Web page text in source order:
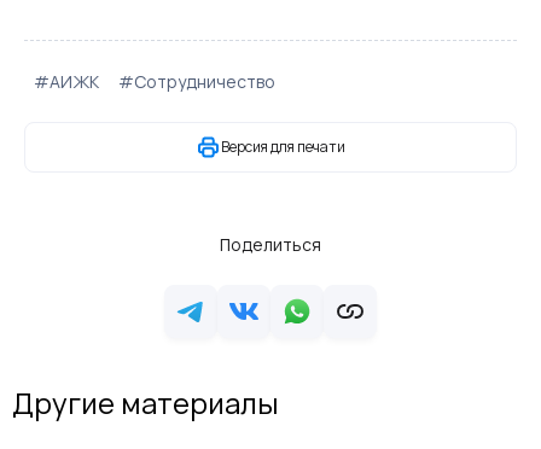
#АИЖК #Сотрудничество
Версия для печати
Поделиться
Другие материалы